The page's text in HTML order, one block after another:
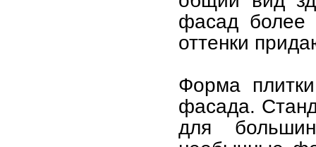
фасад более
оттенки
Форма
фасада.
для